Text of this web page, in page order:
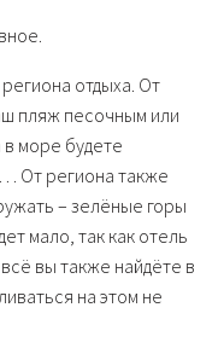
отдыха. От
пляж песочным или
море будете
От региона также
– зелёные горы
мало, так как отель
вы также найдёте в
на этом не